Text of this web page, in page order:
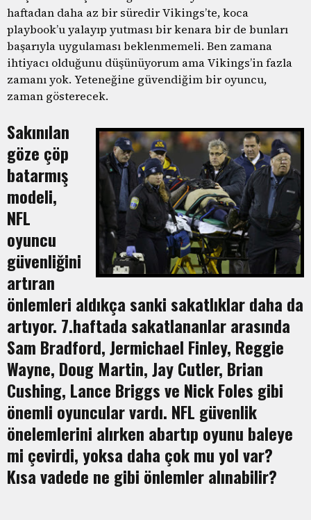
haftadan daha az bir süredir Vikings’te, koca
playbook’u yalayıp yutması bir kenara bir de bunları
başarıyla uygulaması beklenmemeli. Ben zamana
ihtiyacı olduğunu düşünüyorum ama Vikings’in fazla
zamanı yok. Yeteneğine güvendiğim bir oyuncu,
zaman gösterecek.
Sakınılan
göze çöp
batarmış
modeli,
NFL
oyuncu
güvenliğini
artıran
önlemleri aldıkça sanki sakatlıklar daha da
artıyor. 7.haftada sakatlananlar arasında
Sam Bradford, Jermichael Finley, Reggie
Wayne, Doug Martin, Jay Cutler, Brian
Cushing, Lance Briggs ve Nick Foles gibi
önemli oyuncular vardı. NFL güvenlik
önelemlerini alırken abartıp oyunu baleye
mi çevirdi, yoksa daha çok mu yol var?
Kısa vadede ne gibi önlemler alınabilir?